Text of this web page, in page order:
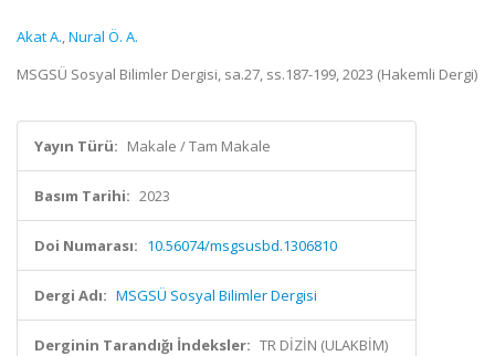
Akat A.,Nural Ö. A.
MSGSÜ Sosyal Bilimler Dergisi, sa.27, ss.187-199, 2023 (Hakemli Dergi)
Yayın Türü: Makale / Tam Makale
Basım Tarihi: 2023
Doi Numarası: 10.56074/msgsusbd.1306810
Dergi Adı: MSGSÜ Sosyal Bilimler Dergisi
Derginin Tarandığı İndeksler: TR DİZİN (ULAKBİM)